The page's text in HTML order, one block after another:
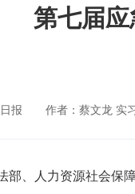
第七届
报 作者：蔡文龙 实
部、人力资源社会保